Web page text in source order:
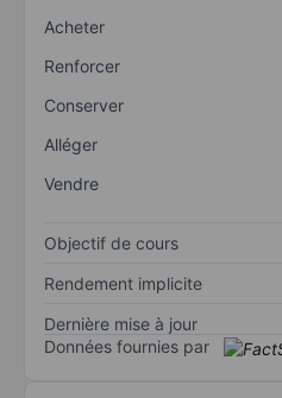
Acheter
Renforcer
Conserver
Alléger
Vendre
Objectif de cours
Rendement implicite
Dernière mise à jour
Données fournies par